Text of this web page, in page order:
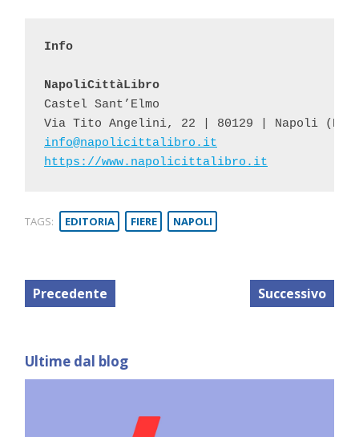
Info
NapoliCittàLibro
Castel Sant’Elmo
info@napolicittalibro.it
https://www.napolicittalibro.it
TAGS: EDITORIA FIERE NAPOLI
Precedente Successivo
Ultime dal blog